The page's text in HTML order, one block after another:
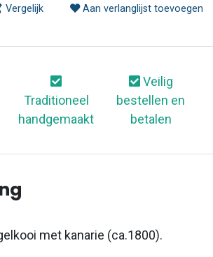
Vergelijk Aan verlanglijst toevoegen
Traditioneel
handgemaakt
Veilig
bestellen en
betalen
met kanarie (ca.1800).